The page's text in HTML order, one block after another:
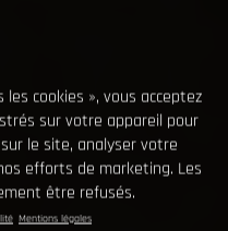
cookies », vous acceptez
sur votre appareil pour
le site, analyser votre
efforts de marketing. Les
être refusés.
Mentions légales